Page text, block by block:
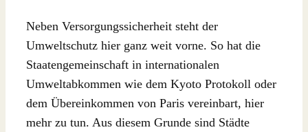
Neben Versorgungssicherheit steht der
Umweltschutz hier ganz weit vorne. So hat die
Staatengemeinschaft in internationalen
Umweltabkommen wie dem Kyoto Protokoll oder
dem Übereinkommen von Paris vereinbart, hier
mehr zu tun. Aus diesem Grunde sind Städte